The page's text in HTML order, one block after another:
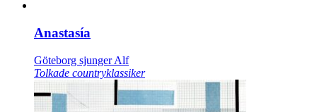
Anastasía
Göteborg sjunger Alf
Tolkade countryklassiker